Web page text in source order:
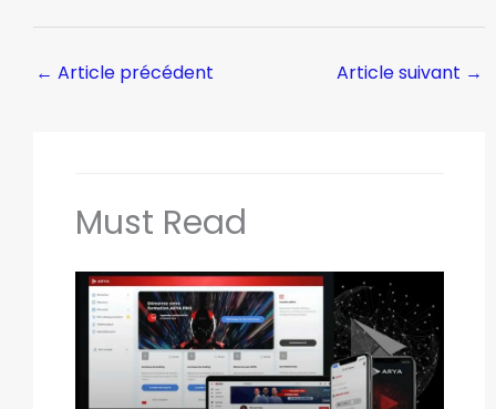
← Article précédent Article suivant →
Must Read